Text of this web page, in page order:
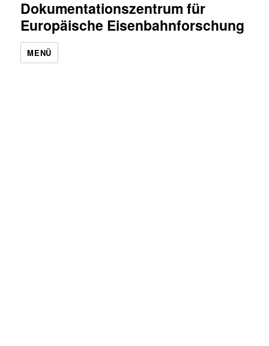
Dokumentationszentrum für
Europäische Eisenbahnforschung
MENÜ